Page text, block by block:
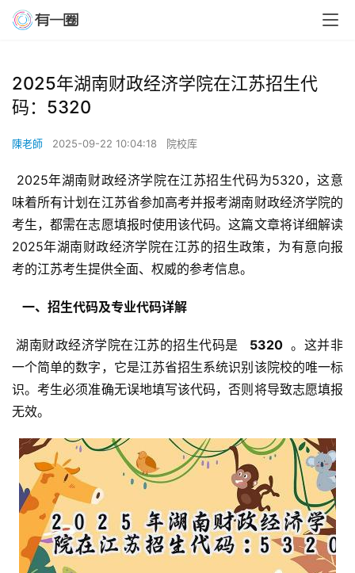
2025年湖南财政经济学院在江苏招生代
码：5320
陳老師 2025-09-22 10:04:18 院校库
味着所有计划在江苏省参加高考并报考湖南财政经济学院的
考生，都需在志愿填报时使用该代码。这篇文章将详细解读
2025年湖南财政经济学院在江苏的招生政策，为有意向报
考的江苏考生提供全面、权威的参考信息。
  一、招生代码及专业代码详解
湖南财政经济学院在江苏的招生代码是
  5320
。这并非
一个简单的数字，它是江苏省招生系统识别该院校的唯一标
识。考生必须准确无误地填写该代码，否则将导致志愿填报
无效。